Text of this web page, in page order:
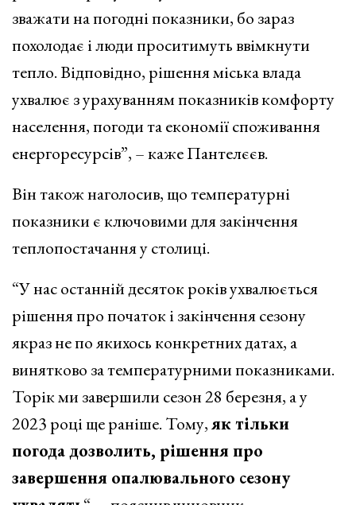
зважати на погодні показники, бо зараз
похолодає і люди проситимуть ввімкнути
тепло. Відповідно, рішення міська влада
ухвалює з урахуванням показників комфорту
населення, погоди та економії споживання
енергоресурсів”, – каже Пантелєєв.
Він також наголосив, що температурні
показники є ключовими для закінчення
теплопостачання у столиці.
“У нас останній десяток років ухвалюється
рішення про початок і закінчення сезону
якраз не по якихось конкретних датах, а
винятково за температурними показниками.
Торік ми завершили сезон 28 березня, а у
2023 році ще раніше. Тому,як тільки
погода дозволить, рішення про
завершення опалювального сезону